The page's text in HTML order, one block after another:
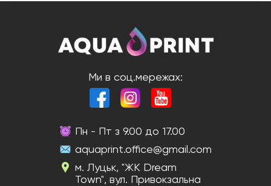
Ми в соц.мережах:
Пн - Пт з 9.00 до 17.00
aquaprint.office@gmail.com
м. Луцьк, "ЖК Dream
Town", вул. Привокзальна